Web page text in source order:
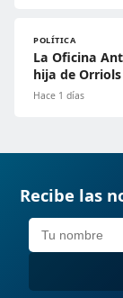
POLÍTICA
La Oficina
hija de
Hace 1 días
Recibe las